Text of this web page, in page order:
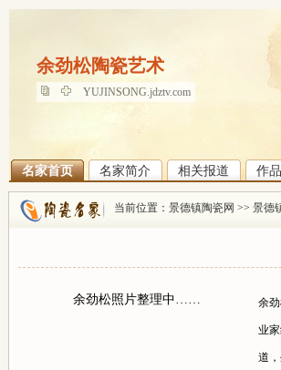
余劲松陶瓷艺术
余劲松陶瓷艺术
YUJINSONG.jdztv.com
名家首页 名家简介 相关报道 作
当前位置： 景德镇陶瓷网 >> 景德
余劲松照片整理中…… 余
业
道